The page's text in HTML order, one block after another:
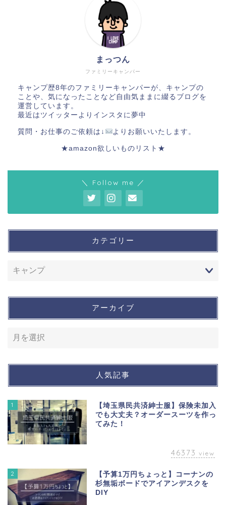
ファミリーキャンパー
まっつん
キャンプ歴8年のファミリーキャンパーが、キャンプの
ことや、気になったことなど自由気ままに綴るブログを
運営しています。
最近はツイッターよりインスタに夢中
質問・お仕事のご依頼は↓ よりお願いいたします。
★amazon欲しいものリスト★
＼ Follow me ／
カテゴリー
アーカイブ
人気記事
1
【埼玉県民共済紳士服】保険未加入
でも大丈夫？オーダースーツを作っ
てみた！
46373 view
2
【予算1万円ちょっと】コーナンの
杉無垢ボードでアイアンデスクを
DIY